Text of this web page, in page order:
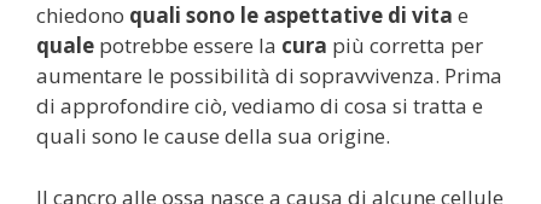
chiedono quali sono le aspettative di vita e
quale potrebbe essere la cura più corretta per
aumentare le possibilità di sopravvivenza. Prima
di approfondire ciò, vediamo di cosa si tratta e
quali sono le cause della sua origine.
Il cancro alle ossa nasce a causa di alcune cellule